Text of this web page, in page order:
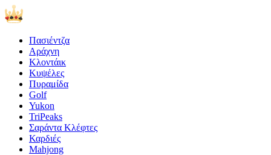
Πασιέντζα
Αράχνη
Κλοντάικ
Κυψέλες
Πυραμίδα
Golf
Yukon
TriPeaks
Σαράντα Κλέφτες
Καρδιές
Mahjong